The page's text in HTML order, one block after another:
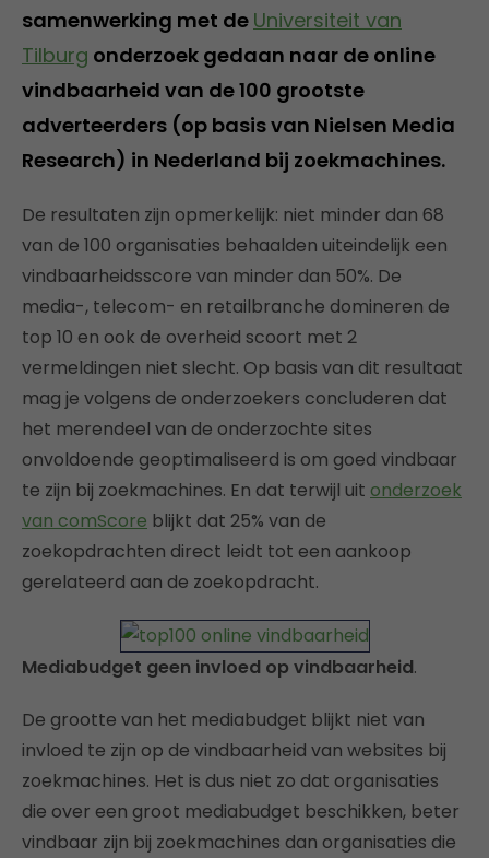
samenwerking met de Universiteit van
Tilburg onderzoek gedaan naar de online
vindbaarheid van de 100 grootste
adverteerders (op basis van Nielsen Media
Research) in Nederland bij zoekmachines.
De resultaten zijn opmerkelijk: niet minder dan 68
van de 100 organisaties behaalden uiteindelijk een
vindbaarheidsscore van minder dan 50%. De
media-, telecom- en retailbranche domineren de
top 10 en ook de overheid scoort met 2
vermeldingen niet slecht. Op basis van dit resultaat
mag je volgens de onderzoekers concluderen dat
het merendeel van de onderzochte sites
onvoldoende geoptimaliseerd is om goed vindbaar
te zijn bij zoekmachines. En dat terwijl uit onderzoek
van comScore blijkt dat 25% van de
zoekopdrachten direct leidt tot een aankoop
gerelateerd aan de zoekopdracht.
Mediabudget geen invloed op vindbaarheid.
De grootte van het mediabudget blijkt niet van
invloed te zijn op de vindbaarheid van websites bij
zoekmachines. Het is dus niet zo dat organisaties
die over een groot mediabudget beschikken, beter
vindbaar zijn bij zoekmachines dan organisaties die